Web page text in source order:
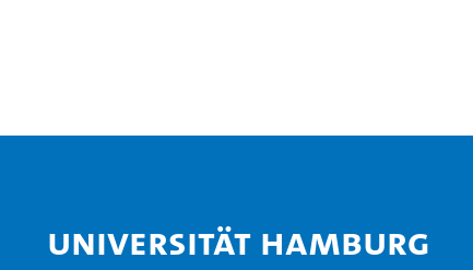
Universität Hamburg